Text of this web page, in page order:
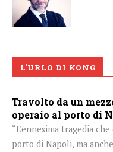
L'URLO DI KONG
Travolto da un
operaio al porto di
“L’ennesima tragedia
porto di Napoli, ma